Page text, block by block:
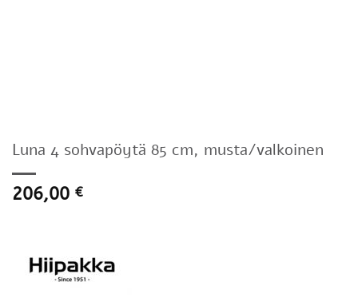
Luna 4 sohvapöytä 85 cm, musta/valkoinen
206,00 €